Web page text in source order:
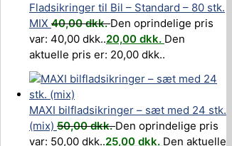
Fladsikringer til Bil – Standard – 80 stk.
MIX 40,00dkk.Den oprindelige pris
var: 40,00 dkk..20,00 dkk. Den
aktuelle pris er: 20,00 dkk..
MAXI bilfladsikringer – sæt med 24 stk.
(mix) 50,00dkk.Den oprindelige pris
var: 50,00 dkk..25,00 dkk. Den aktuelle